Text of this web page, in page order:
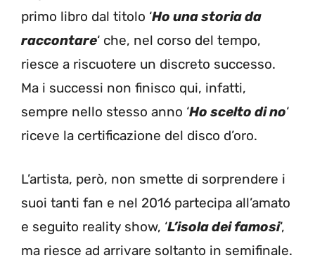
primo libro dal titolo ‘Ho una storia da
raccontare‘ che, nel corso del tempo,
riesce a riscuotere un discreto successo.
Ma i successi non finisco qui, infatti,
sempre nello stesso anno ‘Ho scelto di no‘
riceve la certificazione del disco d’oro.
L’artista, però, non smette di sorprendere i
suoi tanti fan e nel 2016 partecipa all’amato
e seguito reality show, ‘L’isola dei famosi‘,
ma riesce ad arrivare soltanto in semifinale.